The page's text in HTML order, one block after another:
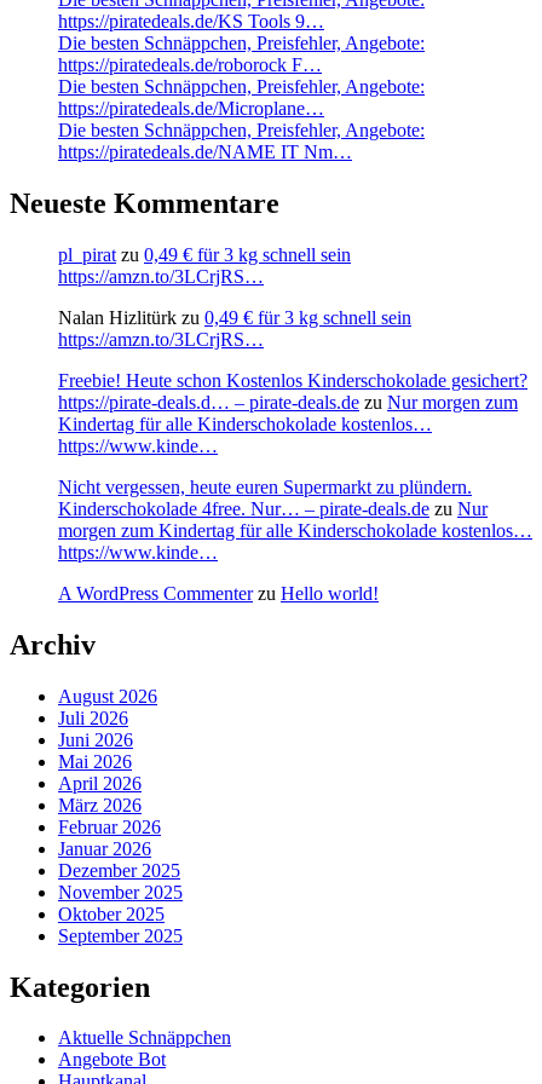
https://piratedeals.de/KS Tools 9…
Die besten Schnäppchen, Preisfehler, Angebote:
https://piratedeals.de/roborock F…
Die besten Schnäppchen, Preisfehler, Angebote:
https://piratedeals.de/Microplane…
Die besten Schnäppchen, Preisfehler, Angebote:
https://piratedeals.de/NAME IT Nm…
Neueste Kommentare
pl_pirat zu 0,49 € für 3 kg schnell sein
https://amzn.to/3LCrjRS…
Nalan Hizlitürk zu 0,49 € für 3 kg schnell sein
https://amzn.to/3LCrjRS…
Freebie! Heute schon Kostenlos Kinderschokolade gesichert?
https://pirate-deals.d… – pirate-deals.de zu Nur morgen zum
Kindertag für alle Kinderschokolade kostenlos…
https://www.kinde…
Nicht vergessen, heute euren Supermarkt zu plündern.
Kinderschokolade 4free. Nur… – pirate-deals.de zu Nur
morgen zum Kindertag für alle Kinderschokolade kostenlos…
https://www.kinde…
A WordPress Commenterzu Hello world!
Archiv
August 2026
Juli 2026
Juni 2026
Mai 2026
April 2026
März 2026
Februar 2026
Januar 2026
Dezember 2025
November 2025
Oktober 2025
September 2025
Kategorien
Aktuelle Schnäppchen
Angebote Bot